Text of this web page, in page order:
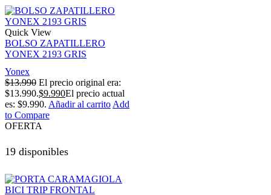
Quick View
BOLSO ZAPATILLERO
YONEX 2193 GRIS
Yonex
$13.990 El precio original era:
$13.990.$9.990El precio actual
es: $9.990. Añadir al carrito Add
to Compare
OFERTA
19 disponibles